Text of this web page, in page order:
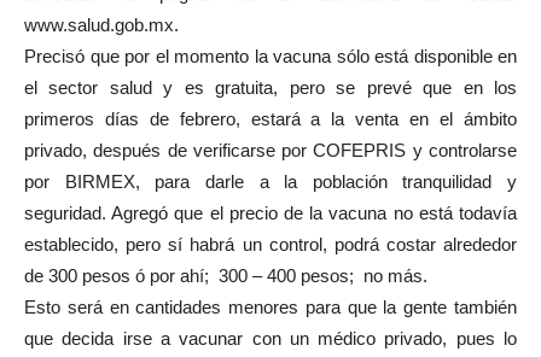
www.salud.gob.mx.
Precisó que por el momento la vacuna sólo está disponible en
el sector salud y es gratuita, pero se prevé que en los
primeros días de febrero, estará a la venta en el ámbito
privado, después de verificarse por COFEPRIS y controlarse
por BIRMEX, para darle a la población tranquilidad y
seguridad. Agregó que el precio de la vacuna no está todavía
establecido, pero sí habrá un control, podrá costar alrededor
de 300 pesos ó por ahí; 300 – 400 pesos; no más.
Esto será en cantidades menores para que la gente también
que decida irse a vacunar con un médico privado, pues lo